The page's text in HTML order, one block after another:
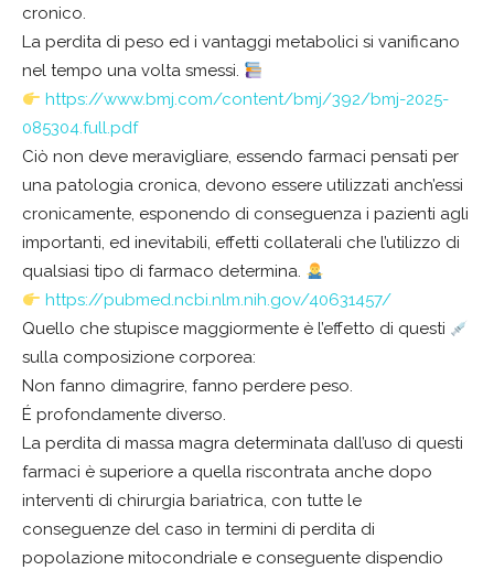
cronico.
La perdita di peso ed i vantaggi metabolici si vanificano
nel tempo una volta smessi.
https://www.bmj.com/content/bmj/392/bmj-2025-
085304.full.pdf
Ciò non deve meravigliare, essendo farmaci pensati per
una patologia cronica, devono essere utilizzati anch’essi
cronicamente, esponendo di conseguenza i pazienti agli
importanti, ed inevitabili, effetti collaterali che l’utilizzo di
qualsiasi tipo di farmaco determina.
https://pubmed.ncbi.nlm.nih.gov/40631457/
Quello che stupisce maggiormente è l’effetto di questi
sulla composizione corporea:
Non fanno dimagrire, fanno perdere peso.
É profondamente diverso.
La perdita di massa magra determinata dall’uso di questi
farmaci è superiore a quella riscontrata anche dopo
interventi di chirurgia bariatrica, con tutte le
conseguenze del caso in termini di perdita di
popolazione mitocondriale e conseguente dispendio